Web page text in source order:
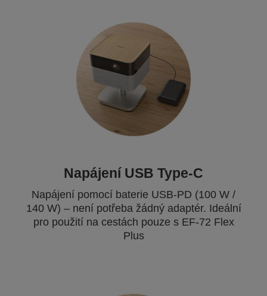
Napájení USB Type-C
Napájení pomocí baterie USB-PD (100 W /
140 W) – není potřeba žádný adaptér. Ideální
pro použití na cestách pouze s EF-72 Flex
Plus